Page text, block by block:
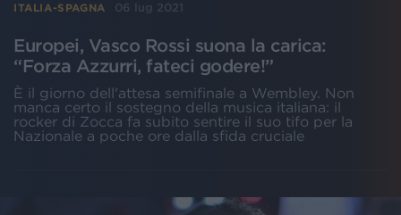
ITALIA-SPAGNA 06 lug 2021
Europei, Vasco Rossi suona la carica:
“Forza Azzurri, fateci godere!”
È il giorno dell'attesa semifinale a Wembley. Non
manca certo il sostegno della musica italiana: il
rocker di Zocca fa subito sentire il suo tifo per la
Nazionale a poche ore dalla sfida cruciale